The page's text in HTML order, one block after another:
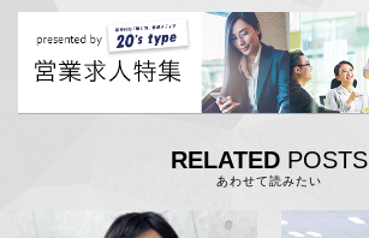
RELATED POSTS
あわせて読みたい